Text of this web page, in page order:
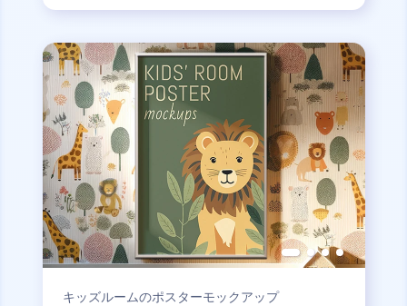
キッズルームのポスターモックアップ